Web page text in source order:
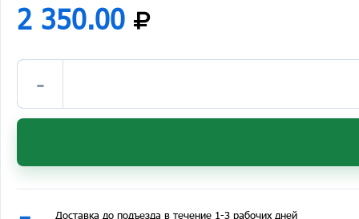
2 350.00
-
Доставка до подъезда в течение 1-3 рабочих дней